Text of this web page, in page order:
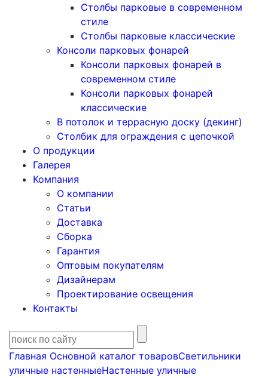
Столбы парковые в современном
стиле
Столбы парковые классические
Консоли парковых фонарей
Консоли парковых фонарей в
современном стиле
Консоли парковых фонарей
классические
В потолок и террасную доску (декинг)
Столбик для ограждения с цепочкой
О продукции
Галерея
Компания
О компании
Статьи
Доставка
Сборка
Гарантия
Оптовым покупателям
Дизайнерам
Проектирование освещения
Контакты
Главная Основной каталог товаровСветильники
уличные настенныеНастенные уличные